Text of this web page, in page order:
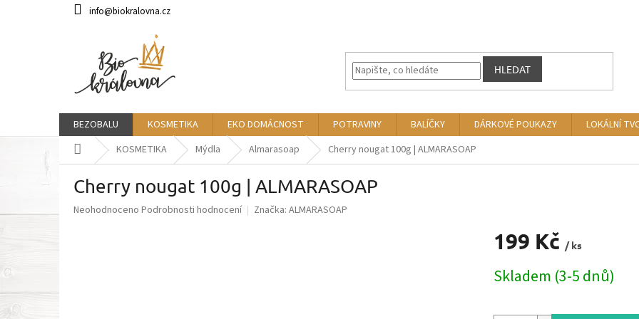
info@biokralovna.cz
HLEDAT
BEZOBALU KOSMETIKA EKO DOMÁCNOST POTRAVINY BALÍČKY DÁRKOVÉ POUKAZY LOKÁLNÍ
Domů KOSMETIKA Mýdla Almarasoap Cherry nougat 100g | ALMARASOAP
Cherry nougat 100g | ALMARASOAP
Průměrné
Neohodnoceno Podrobnosti hodnocení Značka: ALMARASOAP
199 Kč / ks
cena:
Skladem (3-5 dnů)